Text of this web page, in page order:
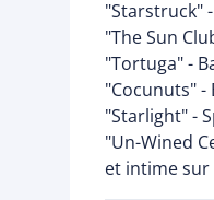
"Starstruck"
"The Sun
"Tortuga" -
"Cocunuts" -
"Starlight" -
"Un-Wined
et intime sur